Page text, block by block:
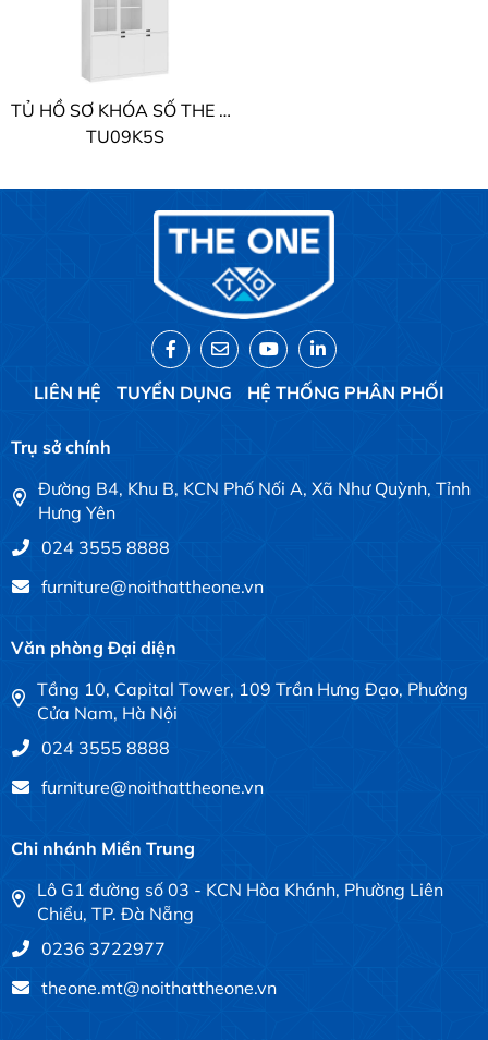
TỦ HỒ SƠ KHÓA SỐ THE ONE
TU09K5S
LIÊN HỆ TUYỂN DỤNG HỆ THỐNG PHÂN PHỐI
Trụ sở chính
Đường B4, Khu B, KCN Phố Nối A, Xã Như Quỳnh, Tỉnh
Hưng Yên
024 3555 8888
furniture@noithattheone.vn
Văn phòng Đại diện
Tầng 10, Capital Tower, 109 Trần Hưng Đạo, Phường
Cửa Nam, Hà Nội
024 3555 8888
furniture@noithattheone.vn
Chi nhánh Miền Trung
Lô G1 đường số 03 - KCN Hòa Khánh, Phường Liên
Chiểu, TP. Đà Nẵng
0236 3722977
theone.mt@noithattheone.vn